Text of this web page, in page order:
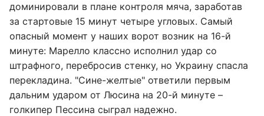
доминировали в плане контроля мяча, заработав
за стартовые 15 минут четыре угловых. Самый
опасный момент у наших ворот возник на 16-й
минуте: Марелло классно исполнил удар со
штрафного, перебросив стенку, но Украину спасла
перекладина. "Сине-желтые" ответили первым
дальним ударом от Люсина на 20-й минуте –
голкипер Пессина сыграл надежно.